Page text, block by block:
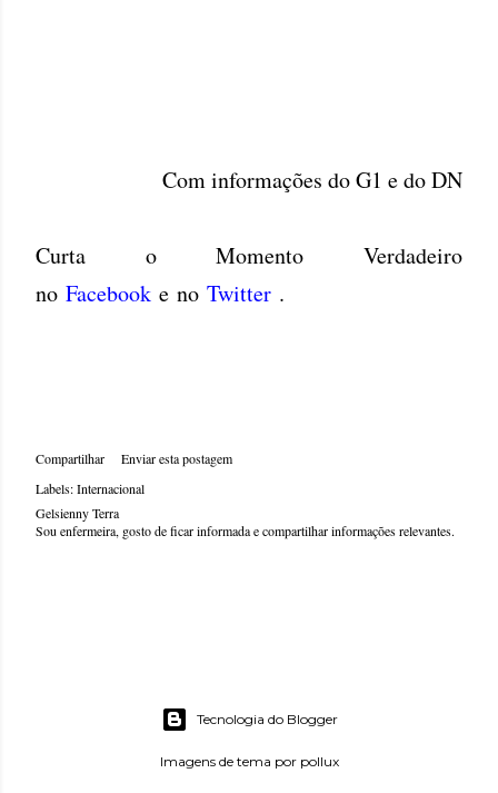
Com informações do G1 e do DN
Curta o Momento Verdadeiro
no Facebook e no Twitter .
Compartilhar
Enviar esta postagem
Labels:Internacional
Gelsienny Terra
Sou enfermeira, gosto de ficar informada e compartilhar informações relevantes.
Tecnologia do Blogger
Imagens de tema por pollux